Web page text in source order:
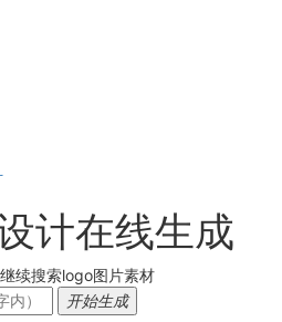
计在线生成
续搜索logo图片素材
开始生成